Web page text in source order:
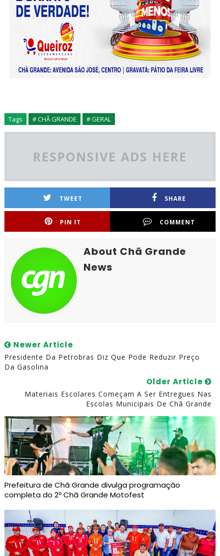
Tags # CHÃ GRANDE # GERAL
RESPONSIVE ADS HERE
TWEET SHARE
PIN IT COMMENT
About Chã Grande
News
Newer Article
Presidente Da Petrobras Diz Que Pode Reduzir Preço
Da Gasolina
Older Article
Materiais Escolares Começam A Ser Entregues Nas
Escolas Municipais De Chã Grande
Prefeitura de Chã Grande divulga programação
completa do 2º Chã Grande Motofest